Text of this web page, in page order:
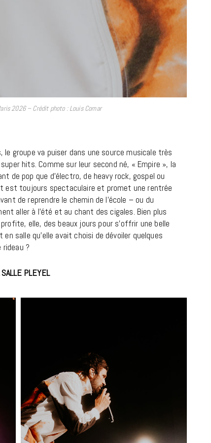
2026 – Crédit photo : Louis Comar
groupe va puiser dans une source musicale très
hits. Comme sur leur second né, « Empire », la
de pop que d’électro, de heavy rock, gospel ou
est toujours spectaculaire et promet une rentrée
de reprendre le chemin de l’école – ou du
aller à l’été et au chant des cigales. Bien plus
elle, des beaux jours pour s’offrir une belle
salle qu’elle avait choisi de dévoiler quelques
?
PLEYEL
LIFESTYLE
Gainsbourg, toute une vie :
documentaire plus Ginsburg que